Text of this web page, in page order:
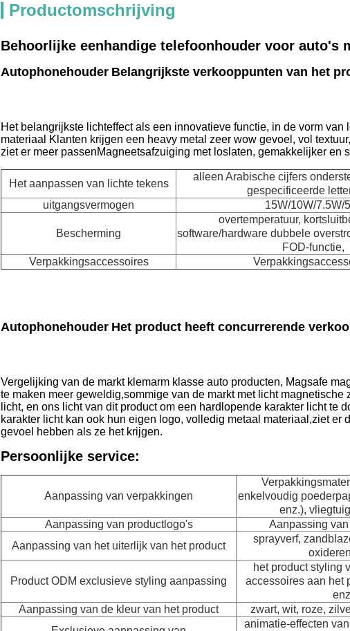
Productomschrijving
Behoorlijke eenhandige telefoonhouder voor auto's
Autophonehouder Belangrijkste verkooppunten van het
Het belangrijkste lichteffect als een innovatieve functie, in de vorm
materiaal Klanten krijgen een heavy metal zeer wow gevoel, vol
ziet er meer passenMagneetsafzuiging met loslaten, gemakkelijker en
Het aanpassen van lichte tekens
alleen Arabische cijfers
gespecificeerde
uitgangsvermogen
15W/10W/7.5W/
Bescherming
overtemperatuur,
software/hardware dubbele
FOD-functie,
Verpakkingsaccessoires
Autophonehouder Het product heeft concurrerende
Vergelijking van de markt klemarm klasse auto producten, Magsafe
te maken meer geweldig,sommige van de markt met licht
licht, en ons licht van dit product om een hardlopende karakter licht te
karakter licht kan ook hun eigen logo, volledig metaal materiaal,ziet
gevoel hebben als ze het krijgen.
Persoonlijke service:
Aanpassing van verpakkingen
enkelvoudig
enz.),
Aanpassing van productlogo's
Aanpassing
Aanpassing van het uiterlijk van het product
sprayverf,
Product ODM exclusieve styling aanpassing
het product styling
accessoires aan het
Aanpassing van de kleur van het product
zwart, wit, roze,
animatie-effecten